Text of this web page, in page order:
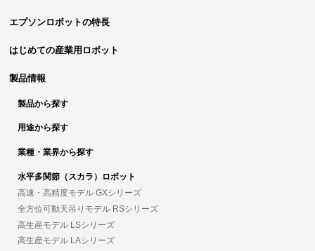
エプソンロボットの特長
はじめての産業用ロボット
製品情報
製品から探す
用途から探す
業種・業界から探す
水平多関節（スカラ）ロボット
高速・高精度モデル GXシリーズ
全方位可動天吊りモデル RSシリーズ
高生産モデル LSシリーズ
高生産モデル LAシリーズ